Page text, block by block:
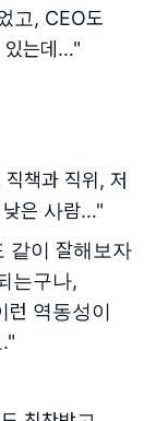
고, CEO도
있는데…"
책과 직위, 저
낮은 사람…"
같이 잘해보자
는구나,
런 역동성이